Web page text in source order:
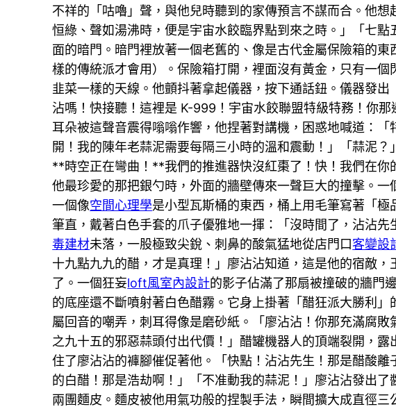
不祥的「咕嚕」聲，與他兒時聽到的家傳預言不謀而合。他
恒綠、聲如湯沸時，便是宇宙水餃臨界點到來之時。」「七
面的暗門。暗門裡放著一個老舊的、像是古代金屬保險箱的
樣的傳統派才會用）。保險箱打開，裡面沒有黃金，只有一
韭菜一樣的天線。他顫抖著拿起儀器，按下通話鈕。儀器發
沾嗎！快接聽！這裡是 K-999！宇宙水餃聯盟特級特務！你
耳朵被這聲音震得嗡嗡作響，他捏著對講機，困惑地喊道：
開！我的陳年老蒜泥需要每隔三小時的溫和震動！」「蒜泥
**時空正在彎曲！**我們的推進器快沒紅棗了！快！我們在
他最珍愛的那把銀勺時，外面的牆壁傳來一聲巨大的撞擊。
一個像空間心理學是小型瓦斯桶的東西，桶上用毛筆寫著「
筆直，戴著白色手套的爪子優雅地一揮：「沒時間了，沾沾先
毒建材未落，一股極致尖銳、刺鼻的酸氣猛地從店門口客變設
十九點九九的醋，才是真理！」廖沾沾知道，這是他的宿敵
了。一個狂妄loft風室內設計的影子佔滿了那扇被撞破的牆門
的底座還不斷噴射著白色醋霧。它身上掛著「醋狂派大勝利
屬回音的嘲弄，刺耳得像是磨砂紙。「廖沾沾！你那充滿腐
之九十五的邪惡蒜頭付出代價！」醋罐機器人的頂端裂開，
住了廖沾沾的褲腳催促著他。「快點！沾沾先生！那是醋酸
的白醋！那是浩劫啊！」「不准動我的蒜泥！」廖沾沾發出
兩團麵皮。麵皮被他用氣功般的捏製手法，瞬間擴大成直徑